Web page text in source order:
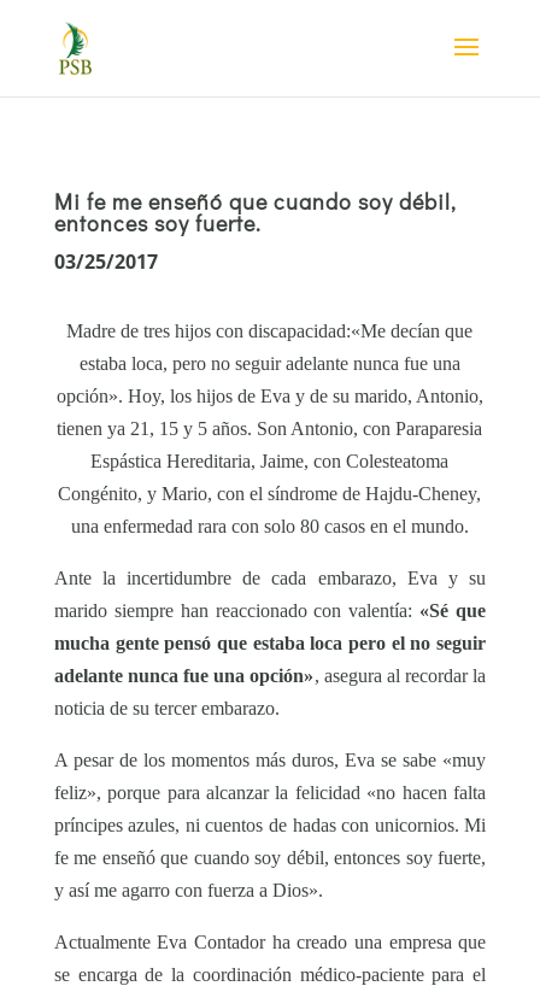
Mi fe me enseñó que cuando soy débil,
entonces soy fuerte.
03/25/2017
Madre de tres hijos con discapacidad:«Me decían que
estaba loca, pero no seguir adelante nunca fue una
opción». Hoy, los hijos de Eva y de su marido, Antonio,
tienen ya 21, 15 y 5 años. Son Antonio, con Paraparesia
Espástica Hereditaria, Jaime, con Colesteatoma
Congénito, y Mario, con el síndrome de Hajdu-Cheney,
una enfermedad rara con solo 80 casos en el mundo.
Ante la incertidumbre de cada embarazo, Eva y su
marido siempre han reaccionado con valentía: «Sé que
mucha gente pensó que estaba loca pero el no seguir
adelante nunca fue una opción», asegura al recordar la
noticia de su tercer embarazo.
A pesar de los momentos más duros, Eva se sabe «muy
feliz», porque para alcanzar la felicidad «no hacen falta
príncipes azules, ni cuentos de hadas con unicornios. Mi
fe me enseñó que cuando soy débil, entonces soy fuerte,
y así me agarro con fuerza a Dios».
Actualmente Eva Contador ha creado una empresa que
se encarga de la coordinación médico-paciente para el